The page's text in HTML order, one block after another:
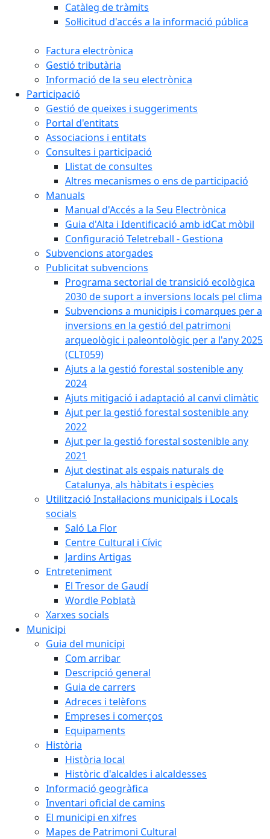
Catàleg de tràmits
Sol·licitud d'accés a la informació pública
Factura electrònica
Gestió tributària
Informació de la seu electrònica
Participació
Gestió de queixes i suggeriments
Portal d'entitats
Associacions i entitats
Consultes i participació
Llistat de consultes
Altres mecanismes o ens de participació
Manuals
Manual d'Accés a la Seu Electrònica
Guia d'Alta i Identificació amb idCat mòbil
Configuració Teletreball - Gestiona
Subvencions atorgades
Publicitat subvencions
Programa sectorial de transició ecològica
2030 de suport a inversions locals pel clima
Subvencions a municipis i comarques per a
inversions en la gestió del patrimoni
arqueològic i paleontològic per a l'any 2025
(CLT059)
Ajuts a la gestió forestal sostenible any
2024
Ajuts mitigació i adaptació al canvi climàtic
Ajut per la gestió forestal sostenible any
2022
Ajut per la gestió forestal sostenible any
2021
Ajut destinat als espais naturals de
Catalunya, als hàbitats i espècies
Utilització Instal·lacions municipals i Locals
socials
Saló La Flor
Centre Cultural i Cívic
Jardins Artigas
Entreteniment
El Tresor de Gaudí
Wordle Poblatà
Xarxes socials
Municipi
Guia del municipi
Com arribar
Descripció general
Guia de carrers
Adreces i telèfons
Empreses i comerços
Equipaments
Història
Història local
Històric d'alcaldes i alcaldesses
Informació geogràfica
Inventari oficial de camins
El municipi en xifres
Mapes de Patrimoni Cultural